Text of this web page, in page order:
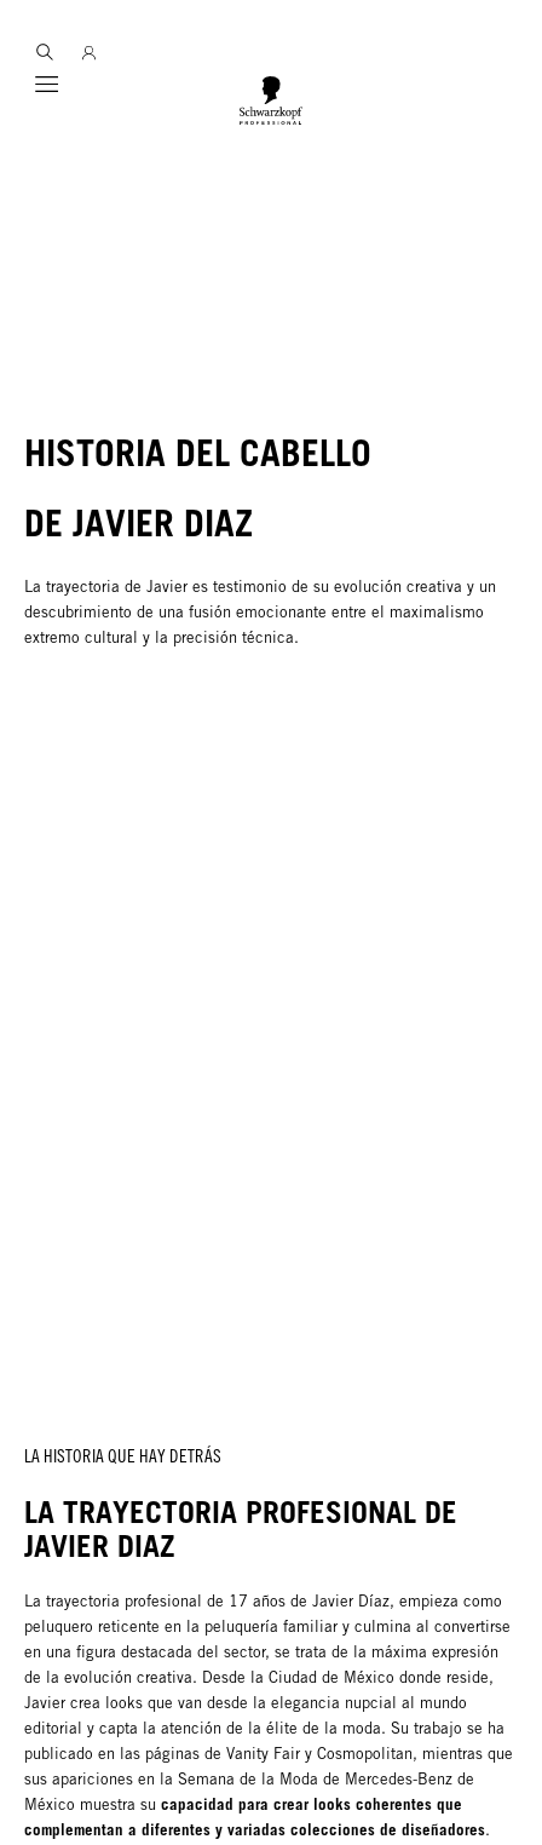
Mobile navigation
HISTORIA DEL CABELLO
DE JAVIER DIAZ
La trayectoria de Javier es testimonio de su evolución creativa y un
descubrimiento de una fusión emocionante entre el maximalismo
extremo cultural y la precisión técnica.
LA HISTORIA QUE HAY DETRÁS
LA TRAYECTORIA PROFESIONAL DE
JAVIER DIAZ
La trayectoria profesional de 17 años de Javier Díaz, empieza como
peluquero reticente en la peluquería familiar y culmina al convertirse
en una figura destacada del sector, se trata de la máxima expresión
de la evolución creativa. Desde la Ciudad de México donde reside,
Javier crea looks que van desde la elegancia nupcial al mundo
editorial y capta la atención de la élite de la moda. Su trabajo se ha
publicado en las páginas de Vanity Fair y Cosmopolitan, mientras que
sus apariciones en la Semana de la Moda de Mercedes-Benz de
México muestra su capacidad para crear looks coherentes que
complementan a diferentes y variadas colecciones de diseñadores.